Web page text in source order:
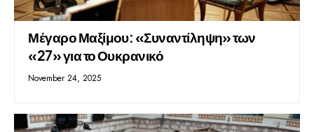
Μέγαρο Μαξίμου: «Συναντίληψη» των
«27» για το Ουκρανικό
November 24, 2025